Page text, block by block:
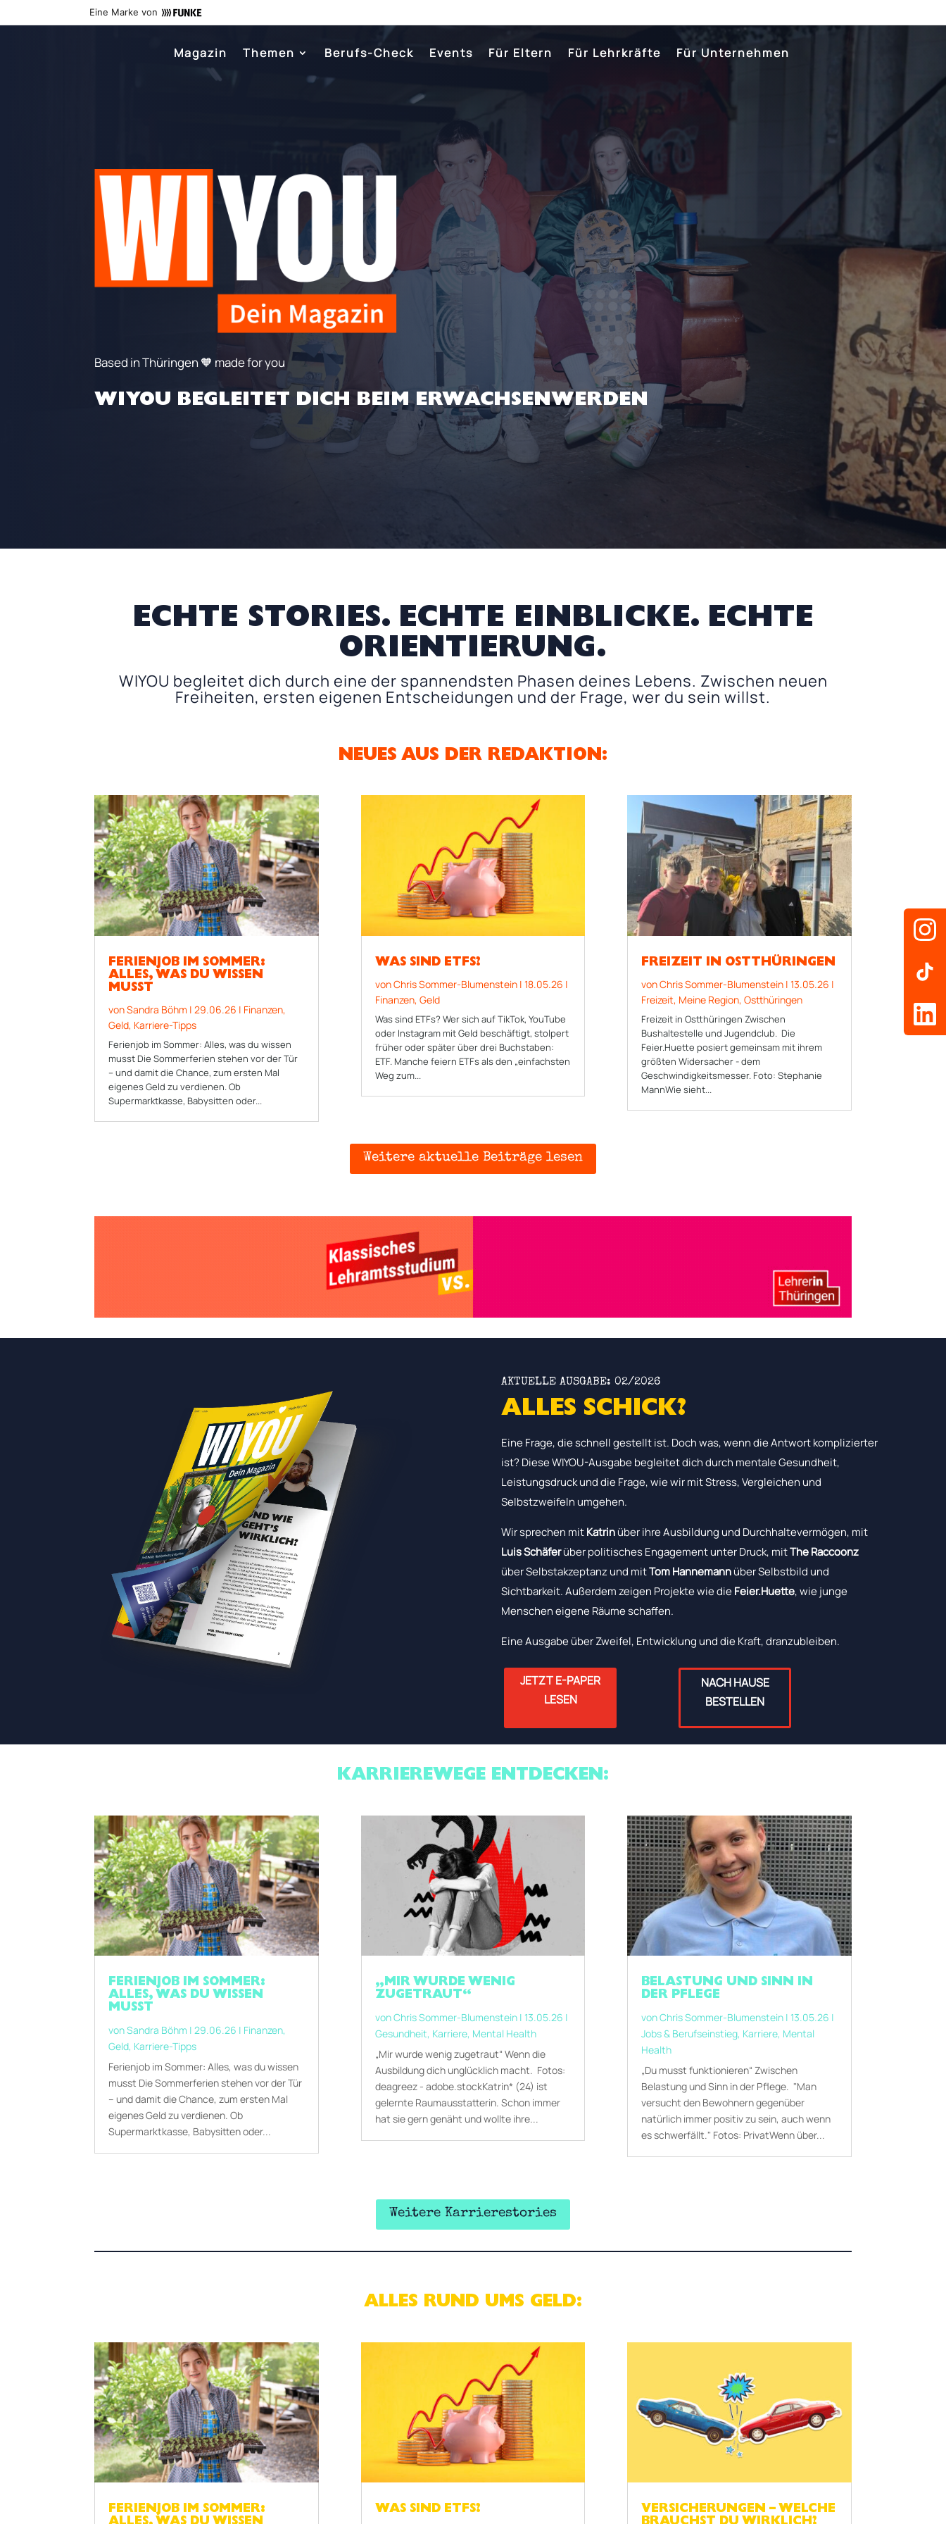
Eine Marke von
Magazin Themen Berufs-Check Events Für Eltern Für Lehrkräfte Für Unternehmen
Based in Thüringen 🧡 made for you
WIYOU BEGLEITET DICH BEIM ERWACHSENWERDEN
ECHTE STORIES. ECHTE EINBLICKE. ECHTE
ORIENTIERUNG.
WIYOU begleitet dich durch eine der spannendsten Phasen deines Lebens. Zwischen neuen
Freiheiten, ersten eigenen Entscheidungen und der Frage, wer du sein willst.
NEUES AUS DER REDAKTION:
FERIENJOB IM SOMMER:
ALLES, WAS DU WISSEN
MUSST
vonSandra Böhm |29.06.26 | Finanzen,
Geld, Karriere-Tipps
Ferienjob im Sommer: Alles, was du wissen
musst Die Sommerferien stehen vor der Tür
– und damit die Chance, zum ersten Mal
eigenes Geld zu verdienen. Ob
Supermarktkasse, Babysitten oder...
WAS SIND ETFS?
vonChris Sommer-Blumenstein| 18.05.26 |
Finanzen, Geld
Was sind ETFs? Wer sich auf TikTok, YouTube
oder Instagram mit Geld beschäftigt, stolpert
früher oder später über drei Buchstaben:
ETF. Manche feiern ETFs als den „einfachsten
Weg zum...
FREIZEIT IN OSTTHÜRINGEN
vonChris Sommer-Blumenstein| 13.05.26 |
Freizeit, Meine Region, Ostthüringen
Freizeit in Ostthüringen Zwischen
Bushaltestelle und Jugendclub. Die
Feier.Huette posiert gemeinsam mit ihrem
größten Widersacher - dem
Geschwindigkeitsmesser. Foto: Stephanie
MannWie sieht...
Weitere aktuelle Beiträge lesen
AKTUELLE AUSGABE: 02/2026
ALLES SCHICK?
Eine Frage, die schnell gestellt ist. Doch was, wenn die Antwort komplizierter
ist? Diese WIYOU-Ausgabe begleitet dich durch mentale Gesundheit,
Leistungsdruck und die Frage, wie wir mit Stress, Vergleichen und
Selbstzweifeln umgehen.
Wir sprechen mitKatrinüber ihre Ausbildung und Durchhaltevermögen, mit
Luis Schäferüber politisches Engagement unter Druck, mitThe Raccoonz
über Selbstakzeptanz und mitTom Hannemannüber Selbstbild und
Sichtbarkeit. Außerdem zeigen Projekte wie dieFeier.Huette, wie junge
Menschen eigene Räume schaffen.
Eine Ausgabe über Zweifel, Entwicklung und die Kraft, dranzubleiben.
JETZT E-PAPER
LESEN
NACH HAUSE
BESTELLEN
KARRIEREWEGE ENTDECKEN:
FERIENJOB IM SOMMER:
ALLES, WAS DU WISSEN
MUSST
vonSandra Böhm |29.06.26 | Finanzen,
Geld, Karriere-Tipps
Ferienjob im Sommer: Alles, was du wissen
musst Die Sommerferien stehen vor der Tür
– und damit die Chance, zum ersten Mal
eigenes Geld zu verdienen. Ob
Supermarktkasse, Babysitten oder...
„MIR WURDE WENIG
ZUGETRAUT“
vonChris Sommer-Blumenstein| 13.05.26 |
Gesundheit, Karriere, Mental Health
„Mir wurde wenig zugetraut“ Wenn die
Ausbildung dich unglücklich macht. Fotos:
deagreez - adobe.stockKatrin* (24) ist
gelernte Raumausstatterin. Schon immer
hat sie gern genäht und wollte ihre...
BELASTUNG UND SINN IN
DER PFLEGE
vonChris Sommer-Blumenstein| 13.05.26 |
Jobs & Berufseinstieg, Karriere, Mental
Health
„Du musst funktionieren“ Zwischen
Belastung und Sinn in der Pflege. "Man
versucht den Bewohnern gegenüber
natürlich immer positiv zu sein, auch wenn
es schwerfällt." Fotos: PrivatWenn über...
Weitere Karrierestories
ALLES RUND UMS GELD:
FERIENJOB IM SOMMER:
WAS SIND ETFS?
VERSICHERUNGEN – WELCHE